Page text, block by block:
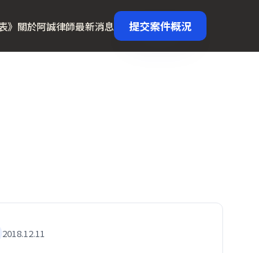
》 關於阿誠律師最新消息 提交案件概況
2018.12.11